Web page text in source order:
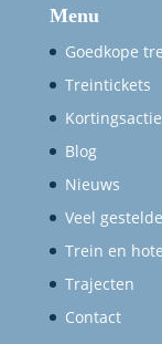
Menu
Goedkope
Treintickets
Blog
Nieuws
Veel
Trein en
Trajecten
Contact